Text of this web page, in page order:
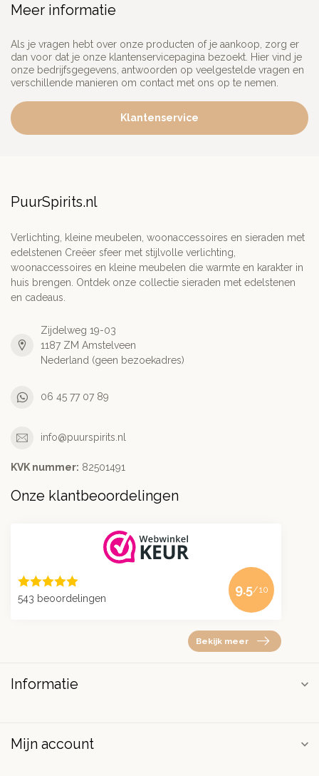
Meer informatie
Als je vragen hebt over onze producten of je aankoop, zorg er
dan voor dat je onze klantenservicepagina bezoekt. Hier vind je
onze bedrijfsgegevens, antwoorden op veelgestelde vragen en
verschillende manieren om contact met ons op te nemen.
Klantenservice
PuurSpirits.nl
Verlichting, kleine meubelen, woonaccessoires en sieraden met
edelstenen Creëer sfeer met stijlvolle verlichting,
woonaccessoires en kleine meubelen die warmte en karakter in
huis brengen. Ontdek onze collectie sieraden met edelstenen
en cadeaus.
Zijdelweg 19-03
1187 ZM Amstelveen
Nederland (geen bezoekadres)
06 45 77 07 89
info@puurspirits.nl
KVK nummer: 82501491
Onze klantbeoordelingen
543 beoordelingen
9.5/10
Bekijk meer
Informatie
Mijn account